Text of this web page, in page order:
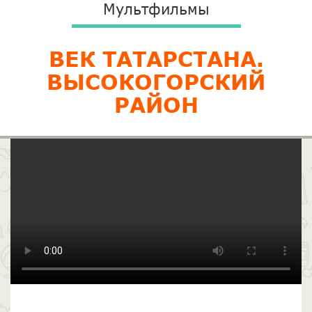
Мультфильмы
ВЕК ТАТАРСТАНА.
ВЫСОКОГОРСКИЙ
РАЙОН